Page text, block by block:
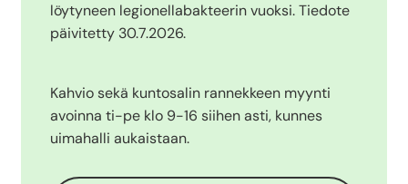
löytyneen legionellabakteerin vuoksi. Tiedote
päivitetty 30.7.2026.
Kahvio sekä kuntosalin rannekkeen myynti
avoinna ti-pe klo 9-16 siihen asti, kunnes
uimahalli aukaistaan.